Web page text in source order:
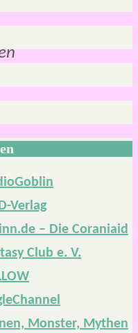
Verlag
– Die Coraniaid
Club e. V.
Monster, Mythen